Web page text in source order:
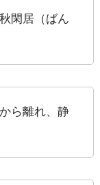
閑居（ばん
ら離れ、静